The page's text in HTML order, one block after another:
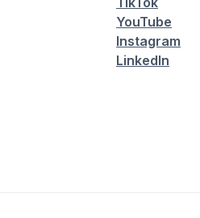
YouTube
Instagram
LinkedIn